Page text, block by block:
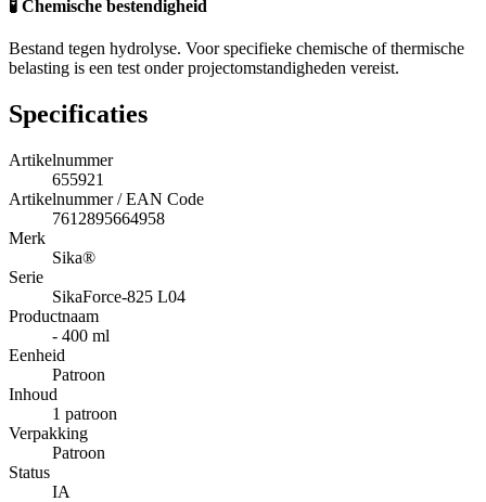
🧪 Chemische bestendigheid
Bestand tegen hydrolyse. Voor specifieke chemische of thermische
belasting is een test onder projectomstandigheden vereist.
Specificaties
Artikelnummer
655921
Artikelnummer / EAN Code
7612895664958
Merk
Sika®
Serie
SikaForce-825 L04
Productnaam
- 400 ml
Eenheid
Patroon
Inhoud
1 patroon
Verpakking
Patroon
Status
IA